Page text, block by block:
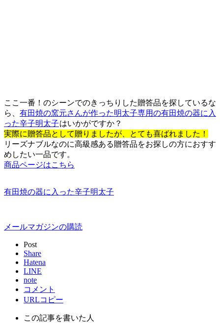
ここ一番！のシーンでのきっちりした贈答品を探しているな
ら、 有田焼の窯元さんが作った明太子専用の有田焼の器に入
った辛子明太子はいかがですか？
実際に贈答品として贈りましたが、とても喜ばれました！
リーズナブルなのに高級感ある贈答品をお探しの方におすす
めしたい一品です。
商品ページはこちら
有田焼の器に入った辛子明太子
メールマガジンの購読
Post
Share
Hatena
LINE
note
コメント
URLコピー
この記事を書いた人